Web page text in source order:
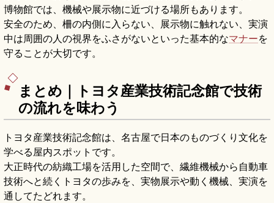
博物館では、機械や展示物に近づける場所もあります。
安全のため、柵の内側に入らない、展示物に触れない、実演
中は周囲の人の視界をふさがないといった基本的なマナーを
守ることが大切です。
まとめ｜トヨタ産業技術記念館で技術
の流れを味わう
トヨタ産業技術記念館は、名古屋で日本のものづくり文化を
学べる屋内スポットです。
大正時代の紡織工場を活用した空間で、繊維機械から自動車
技術へと続くトヨタの歩みを、実物展示や動く機械、実演を
通してたどれます。